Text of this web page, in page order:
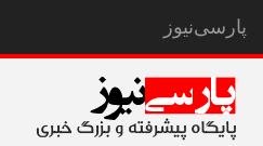
پارسی‌نیوز